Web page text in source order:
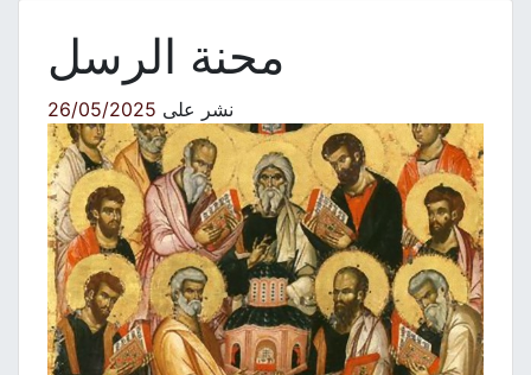
محنة الرسل
نشر على26/05/2025